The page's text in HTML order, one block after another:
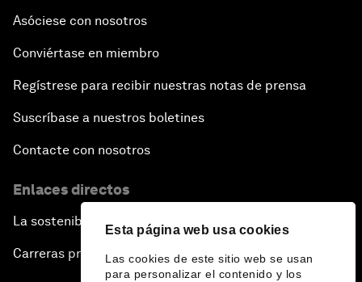
Esta página web usa cookies
Las cookies de este sitio web se usan
para personalizar el contenido y los
Asóciese con nosotros
Conviértase en miembro
Regístrese para recibir nuestras notas de prensa
Suscríbase a nuestros boletines
Contacte con nosotros
Enlaces directos
La sostenibilidad en el Foro
Carreras profesionales